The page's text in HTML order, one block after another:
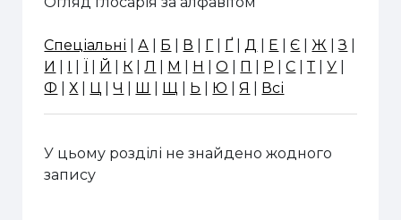
Спеціальні |А Б В Г Ґ Д Е |Є Ж |З
И
І Ї Й К Л М Н |О П Р |С |Т |У
Ф |Х Ц |Ч Ш Щ Ь Ю |Я Всі
У цьому розділі не знайдено жодного
запису